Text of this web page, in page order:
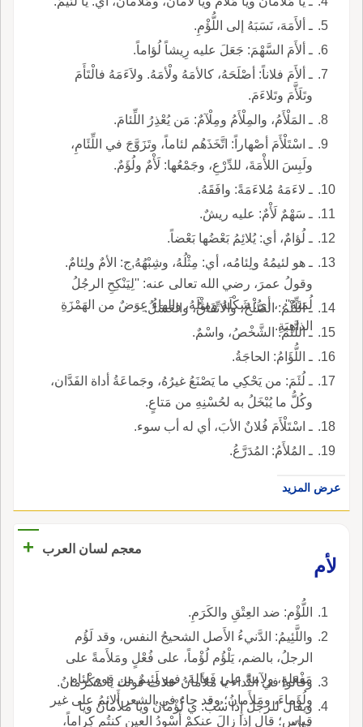
ـ ألأَمَهَ، نَسَبَهُ إلى اللُّؤْمِ.
ـ ألأَمَ السَّهْمَ: جَعَلَ عليه رِيشاً لُؤاماً.
ـ ألأَمَ فلاناً: أصْلَحَهُ، كالأمَهُ ولْأمَهُ. ولاَءَمَهُ فالْتَأَمَ
وتَلَأَّمَ وتَلاءَمَ.
ـ المَلْأَمُ، والمِلْأَمُ ومِلْآمٌ: مَن يُعْذِرُ اللِّئامَ.
ـ اسْتَلْأَمَ أصْهاراً: اتَّخَذَهُم لئاماً، وتَزَوَّجَ في اللِّئَامِ،
ولَبِسَ اللأْمَةَ، للدِّرْعِ، وجَمْعُها: لَأْمٌ ولُؤَمٌ.
ـ لاءَمَهُ مُلاءَمَةً: وافَقَهُ.
ـ سَهْمٌ لَأْمٌ: عليه ريشٌ.
ـ لُؤامٌ، أي: يُلائِمُ بَعْضُها بَعْضاً.
ـ هو لئيمُهُ ولِئامُه، أي: مِثْلُهُ، وشِبْهُهُ,ج: الأمٌ ولِئامٌ.
وقولُ عمرَ، رضي الله تعالى عنه: ''لِيَنْكِحِ الرجُلُ
لُمَتَهُ''، ، أي: شَكْلَهُ ومِثْلَهُ، والهاءُ عِوَضٌ من الهَمْزَةِ
الذاهِبَةِ.
ـ اللِّئْمُ: الصُّلْحُ، والاتِّفَاقُ، والعَسَلُ.
ـ اللَّئْمُ: الشَّخْصُ، واسْمٌ.
ـ اللُّؤَامُ: الحاجَةُ.
ـ لُئَمَ: من يَحْكِي ما يَصْنَعُ غيرُهُ، وجَماعَةُ أداة الفَدَّان،
وكُلُّ ما يُبْخَلُ به لحُسْنِهِ من مَتاعٍ.
ـ اسْتَلْأَمَ فُلانٌ الأبَ، أي له أب سوء.
ـ المُلأَمُ: المُدَرَّعُ.
عرض المزيد
معجم لسان العرب
+
لأم
اللُّؤْم: ضد العِتْقِ والكَرَمِ.
واللَّئِيمُ: الدَّنيءُ الأَصل الشحيحُ النفس، وقد لَؤُم
الرجلُ، بالضم، يَلْؤُم لُؤْماً، على فُعْلٍ ومَلأَمةً على
مَفْعَلةٍ، ولآمةً على فَعالةَ، فهو لَئِيمٌ من قوم لِئام
ولُؤَماءَ، ومَلأَمانُ؛ وقد جاء في الشعر أَلائمُ على غير
قياس؛ قال إِذا زالَ عنكمْ أَسْودُ العينِ كنتُم كِراماً،
وقالوا في النِّداء يا مَلأَمانُ خلاف قولك يا مَكْرَمانُ.
ويقال للرجل إِذا سُبَّ: ي لُؤْمانُ ويا مَلأمانُ ويا